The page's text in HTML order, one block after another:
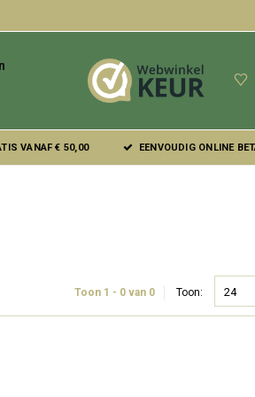
VANAF € 50,00 EENVOUDIG ONLINE
Toon 1 - 0 van 0 Toon: 24